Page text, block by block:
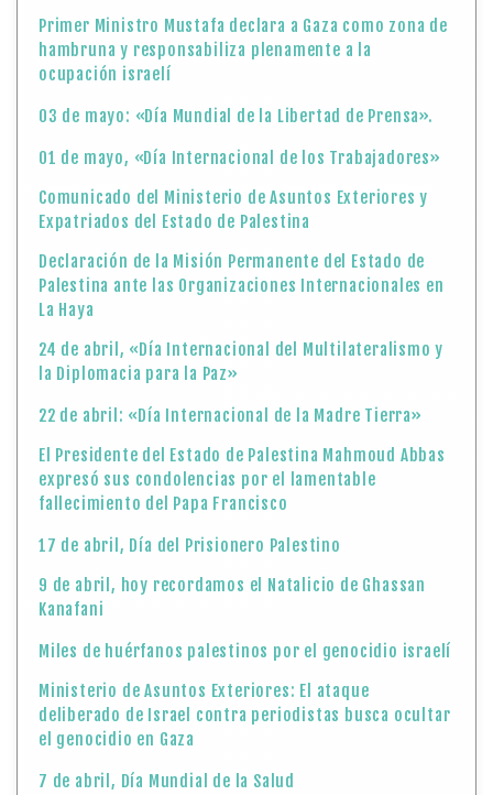
Primer Ministro Mustafa declara a Gaza como zona de
hambruna y responsabiliza plenamente a la
ocupación israelí
03 de mayo: «Día Mundial de la Libertad de Prensa».
01 de mayo, «Día Internacional de los Trabajadores»
Comunicado del Ministerio de Asuntos Exteriores y
Expatriados del Estado de Palestina
Declaración de la Misión Permanente del Estado de
Palestina ante las Organizaciones Internacionales en
La Haya
24 de abril, «Día Internacional del Multilateralismo y
la Diplomacia para la Paz»
22 de abril: «Día Internacional de la Madre Tierra»
El Presidente del Estado de Palestina Mahmoud Abbas
expresó sus condolencias por el lamentable
fallecimiento del Papa Francisco
17 de abril, Día del Prisionero Palestino
9 de abril, hoy recordamos el Natalicio de Ghassan
Kanafani
Miles de huérfanos palestinos por el genocidio israelí
Ministerio de Asuntos Exteriores: El ataque
deliberado de Israel contra periodistas busca ocultar
el genocidio en Gaza
7 de abril, Día Mundial de la Salud